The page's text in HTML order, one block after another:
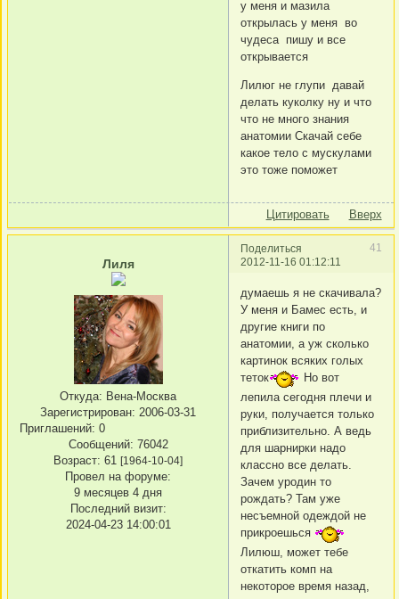
у меня и мазила
открылась у меня во
чудеса пишу и все
открывается
Лилюг не глупи давай
делать куколку ну и что
что не много знания
анатомии Скачай себе
какое тело с мускулами
это тоже поможет
Цитировать Вверх
Поделиться
41
2012-11-16 01:12:11
Лиля
Откуда: Вена-Москва
Зарегистрирован: 2006-03-31
Приглашений: 0
Сообщений: 76042
Возраст: 61 [1964-10-04]
Провел на форуме:
9 месяцев 4 дня
Последний визит:
2024-04-23 14:00:01
думаешь я не скачивала?
У меня и Бамес есть, и
другие книги по
анатомии, а уж сколько
картинок всяких голых
теток
Но вот
лепила сегодня плечи и
руки, получается только
приблизительно. А ведь
для шарнирки надо
классно все делать.
Зачем уродин то
рождать? Там уже
несъемной одеждой не
прикроешься
Лилюш, может тебе
откатить комп на
некоторое время назад,